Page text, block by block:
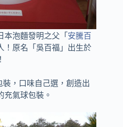
本泡麵發明之父「 安騰百
！原名「吳百福」出生於
，口味自己選，創造出
充氣球包裝。